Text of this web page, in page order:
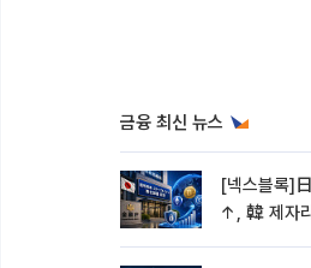
금융 최신 뉴스
[넥스블록]
↑, 韓 제자